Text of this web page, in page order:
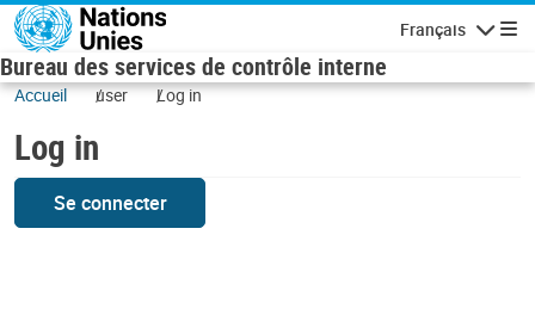
Skip to main content
Français
Bureau des services de contrôle interne
Accueil user Log in
Log in
Se connecter